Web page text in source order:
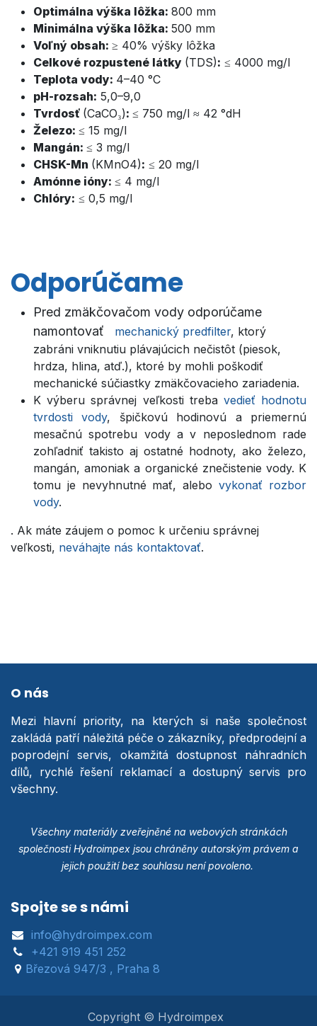
Optimálna výška lôžka: 800 mm
Minimálna výška lôžka: 500 mm
Voľný obsah: ≥ 40% výšky lôžka
Celkové rozpustené látky (TDS): ≤ 4000 mg/l
Teplota vody: 4–40 °C
pH-rozsah: 5,0–9,0
Tvrdosť (CaCO₃): ≤ 750 mg/l ≈ 42 °dH
Železo: ≤ 15 mg/l
Mangán: ≤ 3 mg/l
CHSK-Mn (KMnO4): ≤ 20 mg/l
Amónne ióny: ≤ 4 mg/l
Chlóry: ≤ 0,5 mg/l
Odporúčame
Pred zmäkčovačom vody odporúčame
namontovať
mechanický predfilter, ktorý
zabráni vniknutiu plávajúcich nečistôt (piesok,
hrdza, hlina, atď.), ktoré by mohli poškodiť
mechanické súčiastky zmäkčovacieho zariadenia.
K výberu správnej veľkosti treba vedieť hodnotu
tvrdosti vody, špičkovú hodinovú a priemernú
mesačnú spotrebu vody a v neposlednom rade
zohľadniť takisto aj ostatné hodnoty, ako železo,
mangán, amoniak a organické znečistenie vody. K
tomu je nevyhnutné mať, alebovykonať rozbor
vody.
. Ak máte záujem o pomoc k určeniu správnej
veľkosti, neváhajte nás kontaktovať.
O nás
Mezi hlavní priority, na kterých si naše společnost
zakládá patří náležitá péče o zákazníky, předprodejní a
poprodejní servis, okamžitá dostupnost náhradních
dílů, rychlé řešení reklamací a dostupný servis pro
všechny.
Všechny materiály zveřejněné na webových stránkách
společnosti Hydroimpex jsou chráněny autorským právem a
jejich použití bez souhlasu není povoleno.
Spojte se s námi
info@hydroimpex.com
+421 919 451 252
Březová 947/3 , Praha 8
Copyright © Hydroimpex